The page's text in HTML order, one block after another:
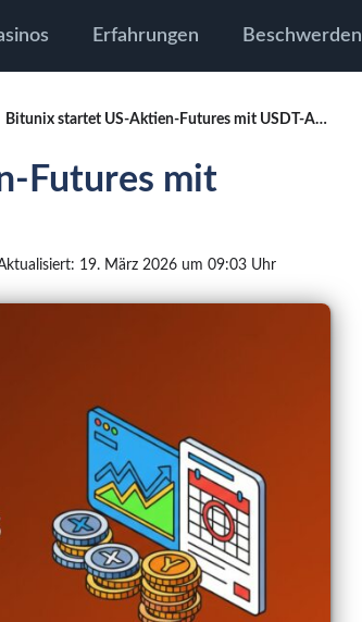
Erfahrungen Beschwerden
Bitunix startet US-Aktien-Futures mit USDT-Abwicklung
Futures mit
19. März 2026 um 09:03 Uhr